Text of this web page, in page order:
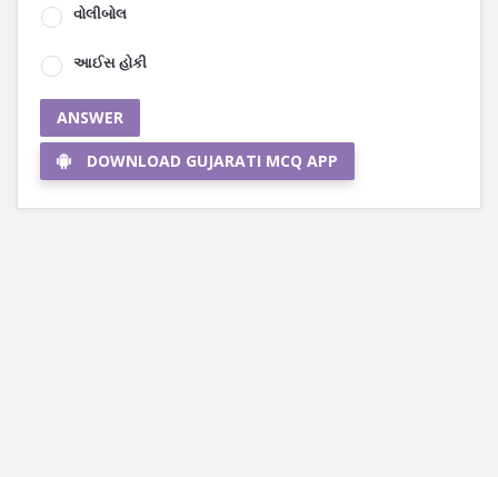
વોલીબોલ
આઈસ હોકી
ANSWER
DOWNLOAD GUJARATI MCQ APP